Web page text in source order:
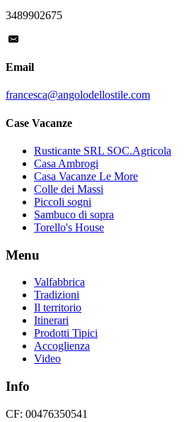
3489902675
Email
francesca@angolodellostile.com
Case Vacanze
Rusticante SRL SOC.Agricola
Casa Ambrogi
Casa Vacanze Le More
Colle dei Massi
Piccoli sogni
Sambuco di sopra
Torello's House
Menu
Valfabbrica
Tradizioni
Il territorio
Itinerari
Prodotti Tipici
Accoglienza
Video
Info
CF: 00476350541